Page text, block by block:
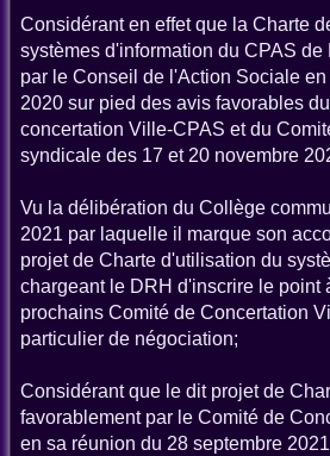
Considérant en effet que la Charte
systèmes d'information du CPAS de
par le Conseil de l'Action Sociale
2020 sur pied des avis favorables
concertation Ville-CPAS et du
syndicale des 17 et 20 novembre
Vu la délibération du Collège
2021 par laquelle il marque son
projet de Charte d'utilisation du
chargeant le DRH d'inscrire le point
prochains Comité de Concertation
particulier de négociation;
Considérant que le dit projet de
favorablement par le Comité de
en sa réunion du 28 septembre